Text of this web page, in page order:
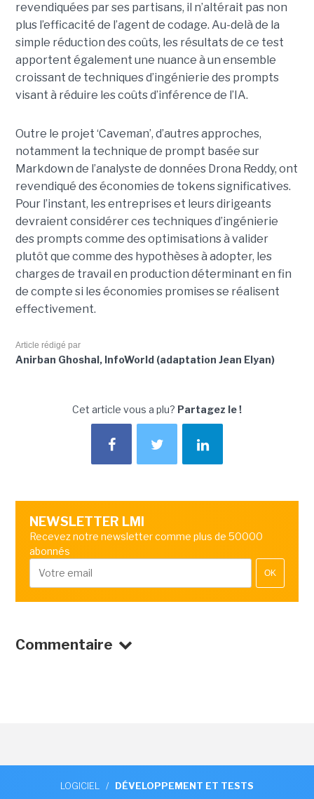
revendiquées par ses partisans, il n’altérait pas non
plus l’efficacité de l’agent de codage. Au-delà de la
simple réduction des coûts, les résultats de ce test
apportent également une nuance à un ensemble
croissant de techniques d’ingénierie des prompts
visant à réduire les coûts d’inférence de l’IA.
Outre le projet ‘Caveman’, d’autres approches,
notamment la technique de prompt basée sur
Markdown de l’analyste de données Drona Reddy, ont
revendiqué des économies de tokens significatives.
Pour l’instant, les entreprises et leurs dirigeants
devraient considérer ces techniques d’ingénierie
des prompts comme des optimisations à valider
plutôt que comme des hypothèses à adopter, les
charges de travail en production déterminant en fin
de compte si les économies promises se réalisent
effectivement.
Article rédigé par
Anirban Ghoshal, InfoWorld (adaptation Jean Elyan)
Cet article vous a plu? Partagez le !
NEWSLETTER LMI
Recevez notre newsletter comme plus de 50000
abonnés
OK
Commentaire
LOGICIEL / DÉVELOPPEMENT ET TESTS